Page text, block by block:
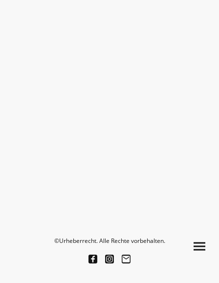
©Urheberrecht. Alle Rechte vorbehalten.